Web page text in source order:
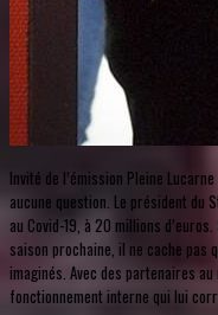
Invité de l’émission Pleine
aucune question. Le président du
au Covid-19, à 20 millions
saison prochaine, il ne cache pas
imaginés. Avec des partenaires
fonctionnement interne qui lui